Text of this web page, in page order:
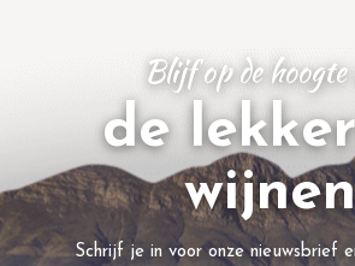
Blijf op de hoogte
de
wijnen
Schrijf je in voor onze nieuwsbrief